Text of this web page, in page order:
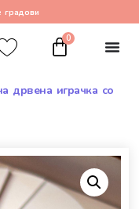
градови
0
дрвена играчка со